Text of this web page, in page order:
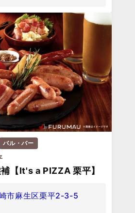
バル・バー
【It's a PIZZA 栗平】
市麻生区栗平2-3-5